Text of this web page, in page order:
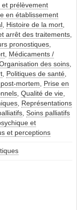
et prélèvement
en établissement
, Histoire de la mort,
arrêt des traitements,
pronostiques,
, Médicaments /
des soins,
, Politiques de santé,
mortem, Prise en
, Qualité de vie,
, Représentations
, Soins palliatifs
et
et perceptions